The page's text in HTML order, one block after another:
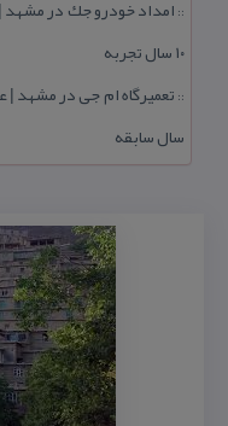
::
۱۰ سال تجربه
::
سال سابقه